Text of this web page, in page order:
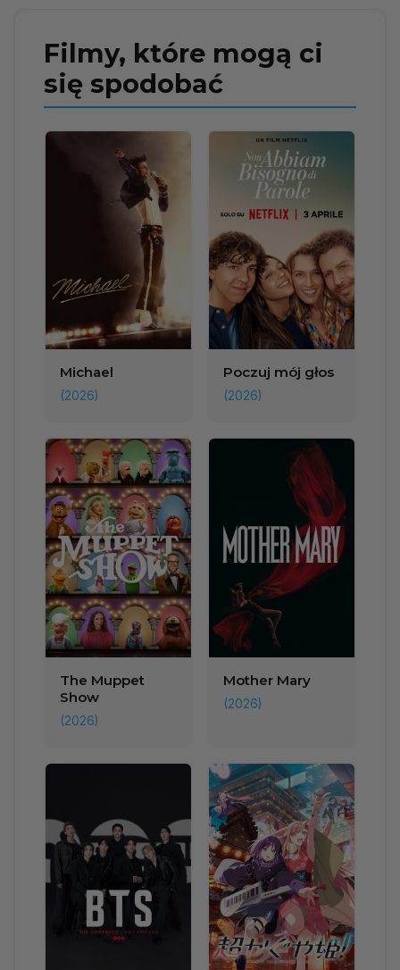
Filmy, które mogą ci
się spodobać
Michael
(2026)
Poczuj mój głos
(2026)
The Muppet
Show
(2026)
Mother Mary
(2026)